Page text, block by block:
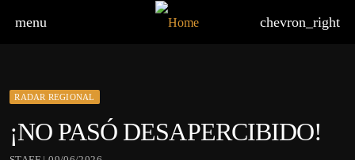
menu chevron_right
RADAR REGIONAL
¡NO PASÓ DESAPERCIBIDO!